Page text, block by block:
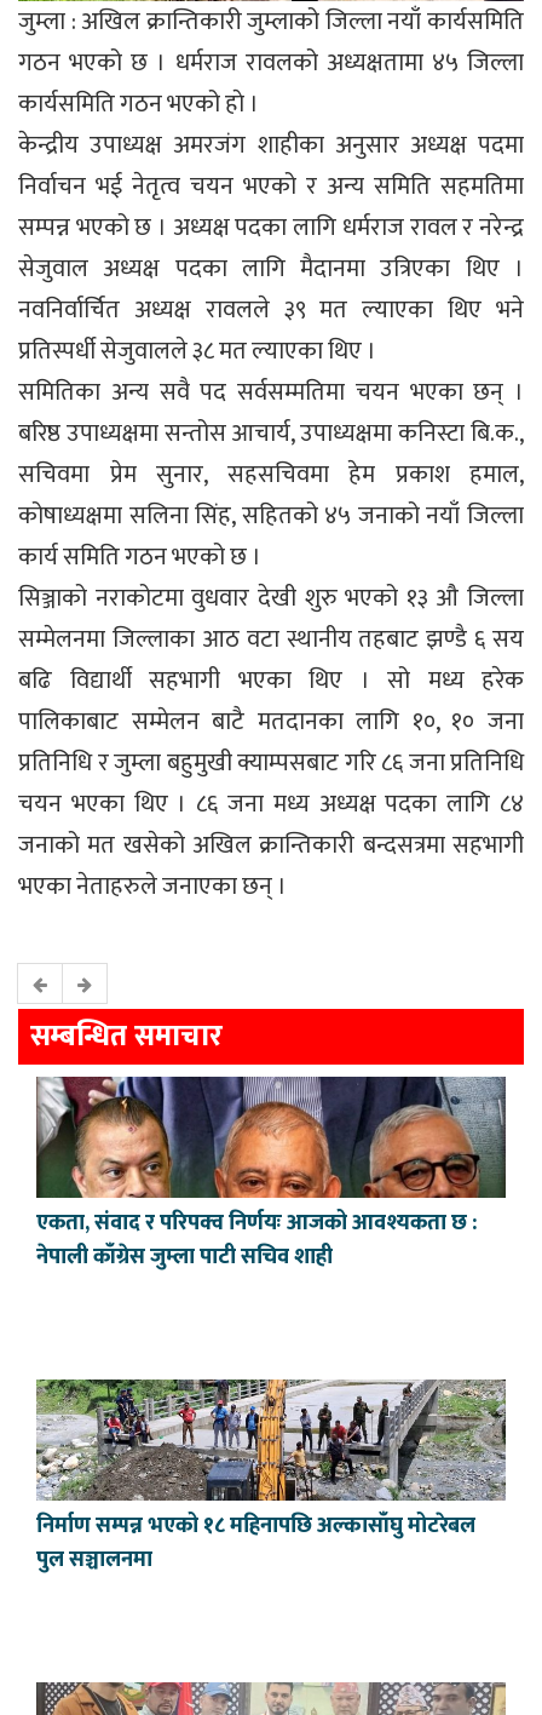
जुम्ला : अखिल क्रान्तिकारी जुम्लाको जिल्ला नयाँ कार्यसमिति
गठन भएको छ । धर्मराज रावलको अध्यक्षतामा ४५ जिल्ला
कार्यसमिति गठन भएको हाे ।
केन्द्रीय उपाध्यक्ष अमरजंग शाहीका अनुसार अध्यक्ष पदमा
निर्वाचन भई नेतृत्व चयन भएको र अन्य समिति सहमतिमा
सम्पन्न भएको छ । अध्यक्ष पदका लागि धर्मराज रावल र नरेन्द्र
सेजुवाल अध्यक्ष पदका लागि मैदानमा उत्रिएका थिए ।
नवनिर्वार्चित अध्यक्ष रावलले ३९ मत ल्याएका थिए भने
प्रतिस्पर्धी सेजुवालले ३८ मत ल्याएका थिए ।
समितिका अन्य सवै पद सर्वसम्मतिमा चयन भएका छन् ।
बरिष्ठ उपाध्यक्षमा सन्तोस आचार्य, उपाध्यक्षमा कनिस्टा बि.क.,
सचिवमा प्रेम सुनार, सहसचिवमा हेम प्रकाश हमाल,
कोषाध्यक्षमा सलिना सिंह, सहितको ४५ जनाको नयाँ जिल्ला
कार्य समिति गठन भएको छ ।
सिञ्जाको नराकोटमा वुधवार देखी शुरु भएको १३ औ जिल्ला
सम्मेलनमा जिल्लाका आठ वटा स्थानीय तहबाट झण्डै ६ सय
बढि विद्यार्थी सहभागी भएका थिए । सो मध्य हरेक
पालिकाबाट सम्मेलन बाटै मतदानका लागि १०, १० जना
प्रतिनिधि र जुम्ला बहुमुखी क्याम्पसबाट गरि ८६ जना प्रतिनिधि
चयन भएका थिए । ८६ जना मध्य अध्यक्ष पदका लागि ८४
जनाको मत खसेको अखिल क्रान्तिकारी बन्दसत्रमा सहभागी
भएका नेताहरुले जनाएका छन् ।
सम्बन्धित समाचार
एकता, संवाद र परिपक्व निर्णयः आजको आवश्यकता छ :
नेपाली काँग्रेस जुम्ला पाटी सचिव शाही
निर्माण सम्पन्न भएको १८ महिनापछि अल्कासाँघु मोटरेबल
पुल सञ्चालनमा